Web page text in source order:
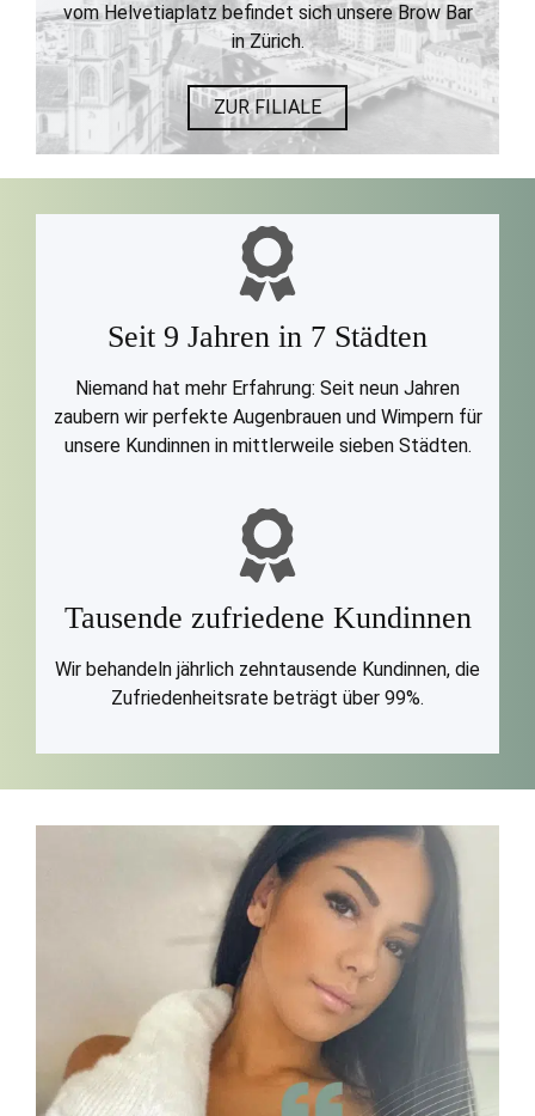
vom Helvetiaplatz befindet sich unsere Brow Bar
in Zürich.
ZUR FILIALE
Seit 9 Jahren in 7 Städten
Niemand hat mehr Erfahrung: Seit neun Jahren
zaubern wir perfekte Augenbrauen und Wimpern für
unsere Kundinnen in mittlerweile sieben Städten.
Tausende zufriedene Kundinnen
Wir behandeln jährlich zehntausende Kundinnen, die
Zufriedenheitsrate beträgt über 99%.